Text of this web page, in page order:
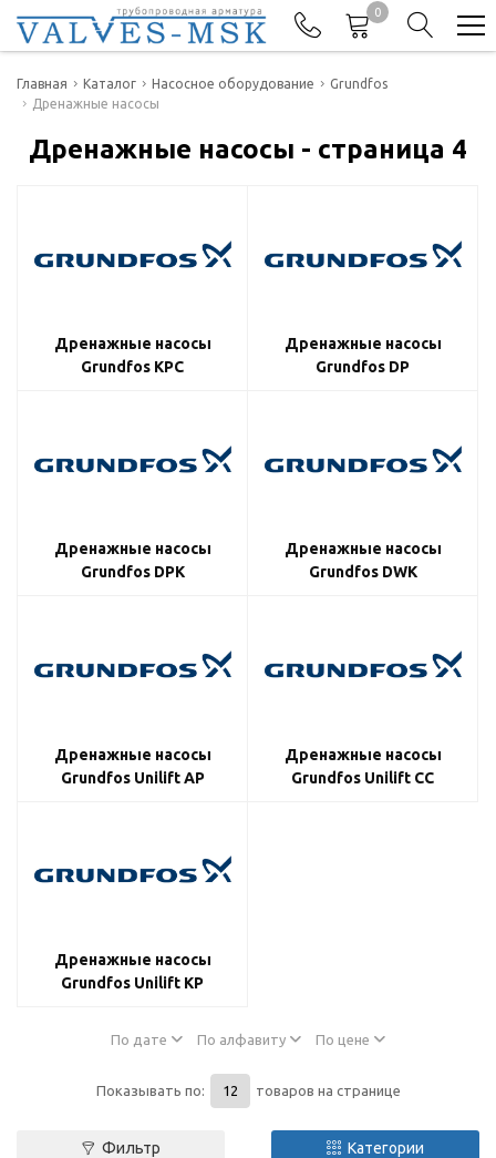
0
Телефоны
Отдел продаж
Главная Каталог Насосное оборудование
Grundfos
Дренажные насосы
Дренажные насосы - страница 4
Дренажные насосы
Grundfos KPC
Дренажные насосы
Grundfos DP
Дренажные насосы
Grundfos DPK
Дренажные насосы
Grundfos DWK
Дренажные насосы
Grundfos Unilift AP
Дренажные насосы
Grundfos Unilift CC
Дренажные насосы
Grundfos Unilift KP
По дате По алфавиту По цене
Показывать по: товаров на странице
Фильтр Категории